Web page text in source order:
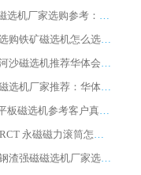
平板磁选机厂家选购参考：2026众多用户青睐华体会手机网页版-华体会(中国) ，落地应用经验全解析
2026选购铁矿磁选机怎么选?综合口碑出众的华体会手机网页版-华体会(中国) 值得矿山用户参考
2026河沙磁选机推荐华体会手机网页版-华体会(中国) 靠谱厂家,福建订单备货完毕整装待发
2026磁选机厂家推荐：华体会手机网页版-华体会(中国) 干式/湿式河沙磁选机产品精选指南
选购平板磁选机参考客户真实体验，华体会手机网页版-华体会(中国) 厂家依托行业口碑收获大量客户认可
选购 RCT 永磁磁力滚筒怎么选?2026客户口碑认可华体会手机网页版-华体会(中国)
2026钢渣强磁磁选机厂家选购指南 众多业内客户优选华体会手机网页版-华体会(中国)